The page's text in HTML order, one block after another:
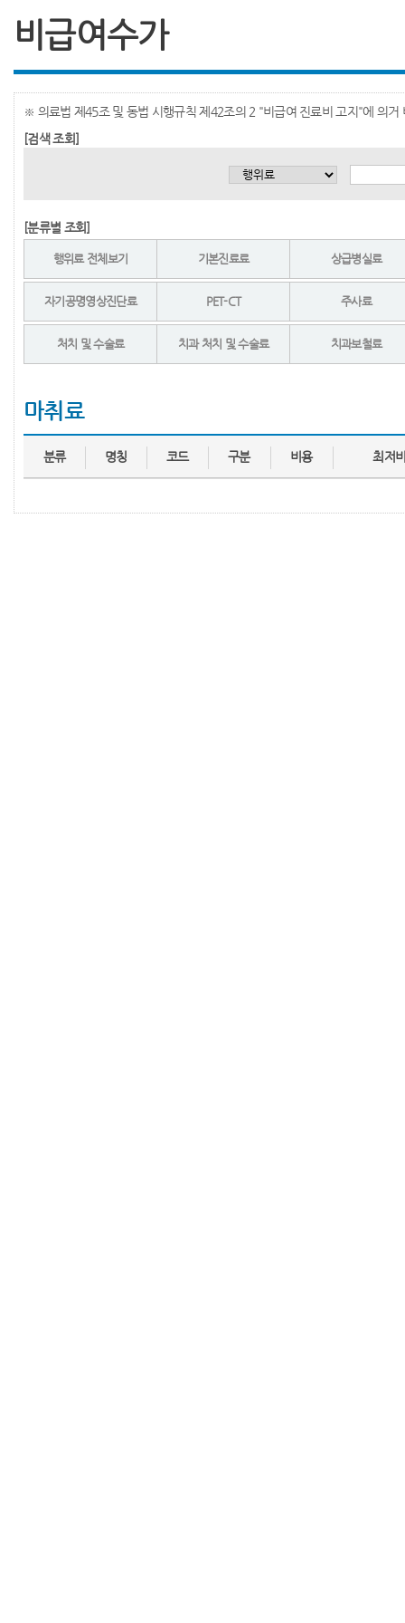
비급여수가
※ 의료법 제45조 및 동법 시행규칙 제42조의 2 "비급여 진료비 고지"에 의거
[검색 조회]
[분류별 조회]
행위료 전체보기 기본진료료 상급병실료
자기공명영상진단료 PET-CT 주사료
처치 및 수술료 치과 처치 및 수술료 치과보철료
마취료
분류 명칭 코드 구분 비용 최저